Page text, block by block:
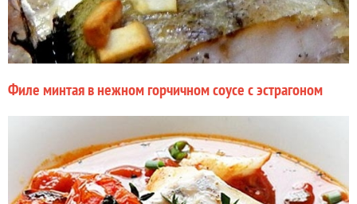
Филе минтая в нежном горчичном соусе с эстрагоном